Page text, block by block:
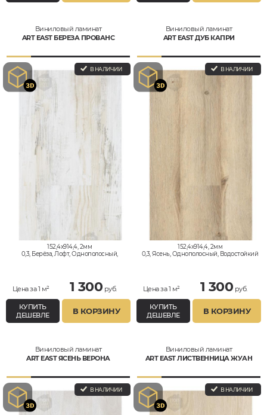
Виниловый ламинат
ART EAST БЕРЕЗА ПРОВАНС
В НАЛИЧИИ
152,4x914,4, 2мм
0,3, Берёза, Лофт, Однополосный,
Цена за 1 м² 1 300 руб.
КУПИТЬ
ДЕШЕВЛЕ
В КОРЗИНУ
Виниловый ламинат
ART EAST ДУБ КАПРИ
В НАЛИЧИИ
152,4x914,4, 2мм
0,3, Ясень, Однополосный, Водостойкий
Цена за 1 м² 1 300 руб.
КУПИТЬ
ДЕШЕВЛЕ
В КОРЗИНУ
Виниловый ламинат
ART EAST ЯСЕНЬ ВЕРОНА
В НАЛИЧИИ
Виниловый ламинат
ART EAST ЛИСТВЕННИЦА ЖУАН
В НАЛИЧИИ